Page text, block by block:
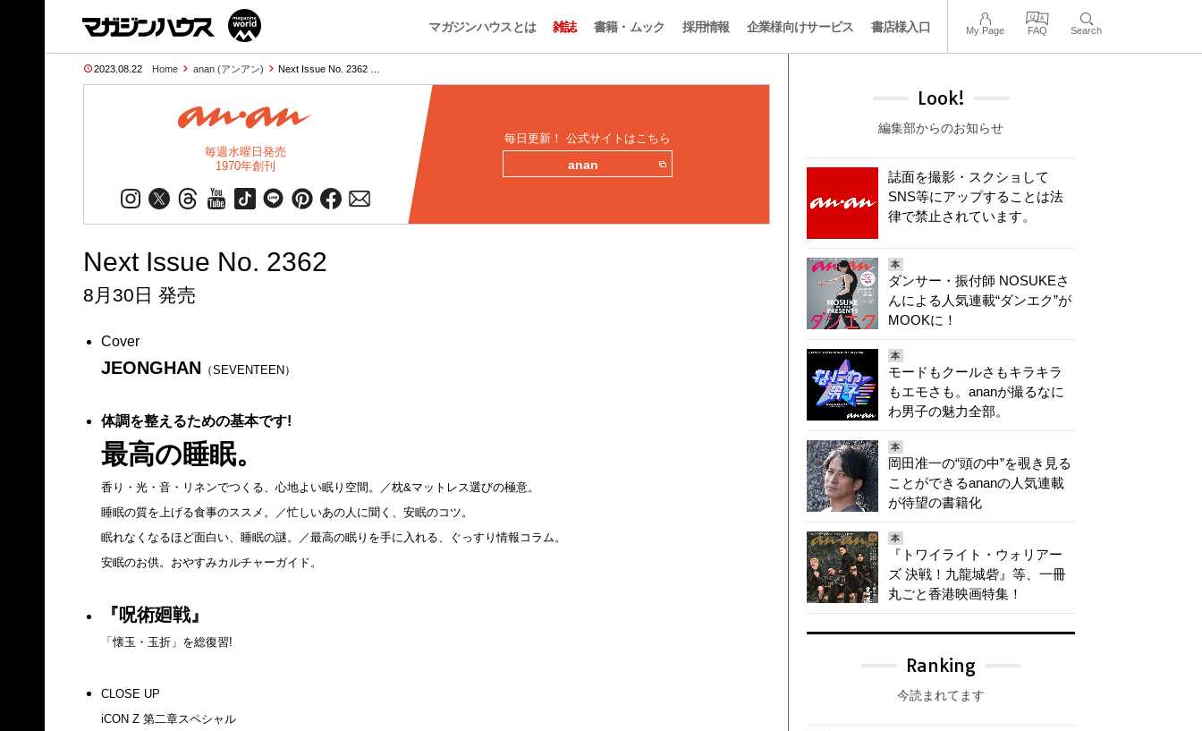
マガジンハウスとは 雑誌 書籍・ムック 採用情報 企業様向けサービス 書店様入口 My Page FAQ Search
2023.08.22 Home anan (アンアン) Next Issue No. 2362 …
毎週水曜日発売
1970年創刊
毎日更新！ 公式サイトはこちら
anan
Next Issue No. 2362
8月30日 発売
Cover
JEONGHAN （SEVENTEEN）
体調を整えるための基本です!
最高の睡眠。
香り・光・音・リネンでつくる、心地よい眠り空間。／枕&マットレス選びの極意。
睡眠の質を上げる食事のススメ。／忙しいあの人に聞く、安眠のコツ。
眠れなくなるほど面白い、睡眠の謎。／最高の眠りを手に入れる、ぐっすり情報コラム。
安眠のお供。おやすみカルチャーガイド。
『呪術廻戦』
「懐玉・玉折」を総復習!
CLOSE UP
iCON Z 第二章スペシャル
Look!
編集部からのお知らせ
誌面を撮影・スクショして
SNS等にアップすることは法
律で禁止されています。
本
ダンサー・振付師 NOSUKEさ
んによる人気連載“ダンエク”が
MOOKに！
本
モードもクールさもキラキラ
もエモさも。ananが撮るなに
わ男子の魅力全部。
本
岡田准一の“頭の中”を覗き見る
ことができるananの人気連載
が待望の書籍化
本
『トワイライト・ウォリアー
ズ 決戦！九龍城砦』等、一冊
丸ごと香港映画特集！
Ranking
今読まれてます